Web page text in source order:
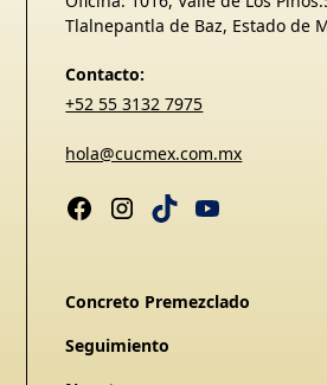
Tlalnepantla de Baz, Estado de
Contacto:
+52 55 3132 7975
hola@cucmex.com.mx
Concreto Premezclado
Seguimiento